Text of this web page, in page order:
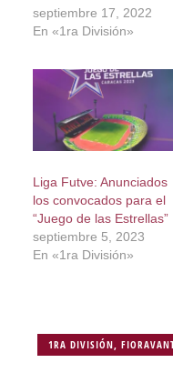
septiembre 17, 2022
En «1ra División»
Liga Futve: Anunciados
los convocados para el
“Juego de las Estrellas”
septiembre 5, 2023
En «1ra División»
1RA DIVISIÓN,